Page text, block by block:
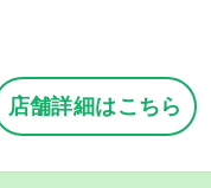
店舗詳細はこちら